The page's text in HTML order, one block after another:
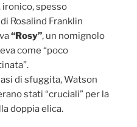
spesso
Rosalind Franklin
“Rosy”, un nomignolo
come “poco
di sfuggita, Watson
stati “cruciali” per la
doppia elica.